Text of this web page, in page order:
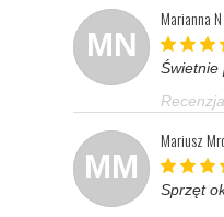
MN
Marianna N
Świetnie
MM
Mariusz
Sprzęt